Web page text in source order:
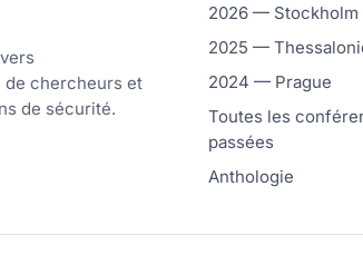
Studies
de chercheurs et
de sécurité.
2026 — Stockholm
2025 —
2024 — Prague
Toutes les
passées
Anthologie